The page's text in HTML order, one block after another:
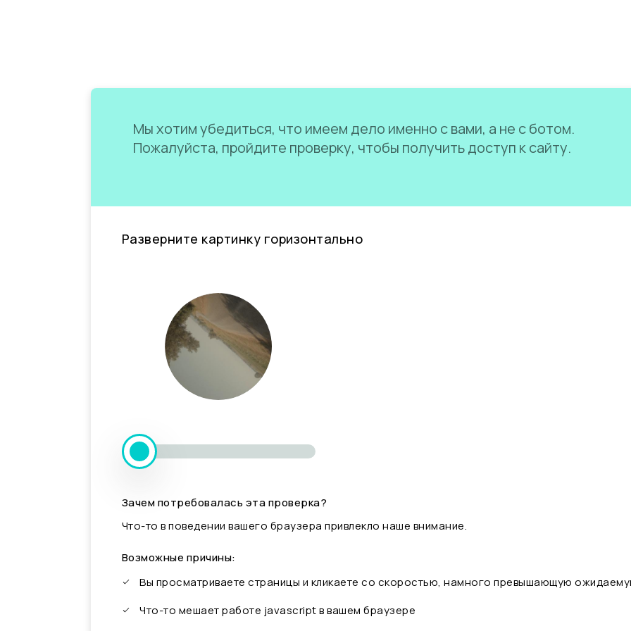
Мы хотим убедиться, что имеем дело именно с вами, а не с ботом.
Пожалуйста, пройдите проверку, чтобы получить доступ к сайту.
Разверните картинку горизонтально
Зачем потребовалась эта проверка?
Что-то в поведении вашего браузера привлекло наше внимание.
Возможные причины:
Вы просматриваете страницы и кликаете со скоростью, намного превышающую
Что-то мешает работе javascript в вашем браузере